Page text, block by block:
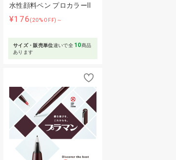
水性顔料ペン プロカラーⅡ
¥176(20%OFF)～
サイズ・販売単位違いで全 10商品
あります